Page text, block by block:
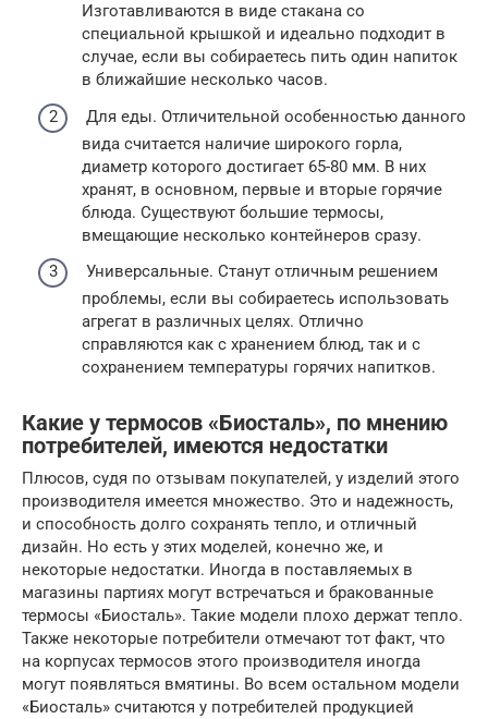
Изготавливаются в виде стакана со
специальной крышкой и идеально подходит в
случае, если вы собираетесь пить один напиток
в ближайшие несколько часов.
Для еды. Отличительной особенностью данного
вида считается наличие широкого горла,
диаметр которого достигает 65-80 мм. В них
хранят, в основном, первые и вторые горячие
блюда. Существуют большие термосы,
вмещающие несколько контейнеров сразу.
Универсальные. Станут отличным решением
проблемы, если вы собираетесь использовать
агрегат в различных целях. Отлично
справляются как с хранением блюд, так и с
сохранением температуры горячих напитков.
Какие у термосов «Биосталь», по мнению
потребителей, имеются недостатки
Плюсов, судя по отзывам покупателей, у изделий этого
производителя имеется множество. Это и надежность,
и способность долго сохранять тепло, и отличный
дизайн. Но есть у этих моделей, конечно же, и
некоторые недостатки. Иногда в поставляемых в
магазины партиях могут встречаться и бракованные
термосы «Биосталь». Такие модели плохо держат тепло.
Также некоторые потребители отмечают тот факт, что
на корпусах термосов этого производителя иногда
могут появляться вмятины. Во всем остальном модели
«Биосталь» считаются у потребителей продукцией